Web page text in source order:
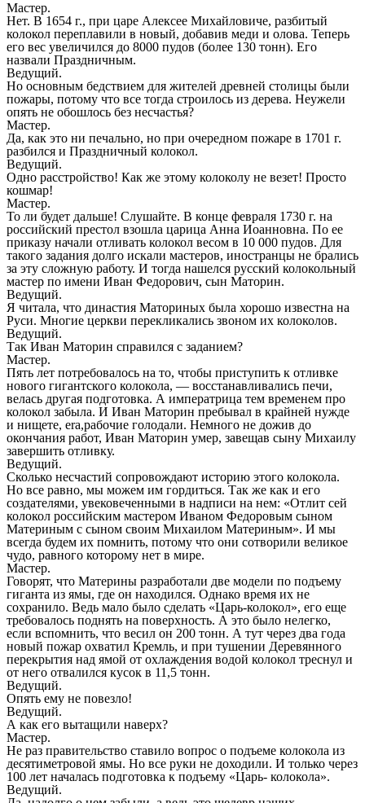
Мастер.
Нет. В 1654 г., при царе Алексее Михайловиче, разбитый
колокол переплавили в новый, добавив меди и олова. Теперь
его вес увеличился до 8000 пудов (более 130 тонн). Его
назвали Праздничным.
Ведущий.
Но основным бедствием для жителей древней столицы были
пожары, потому что все тогда строилось из дерева. Неужели
опять не обошлось без несчастья?
Мастер.
Да, как это ни печально, но при очередном пожаре в 1701 г.
разбился и Праздничный колокол.
Ведущий.
Одно расстройство! Как же этому колоколу не везет! Просто
кошмар!
Мастер.
То ли будет дальше! Слушайте. В конце февраля 1730 г. на
российский престол взошла царица Анна Иоанновна. По ее
приказу начали отливать колокол весом в 10 000 пудов. Для
такого задания долго искали мастеров, иностранцы не брались
за эту сложную работу. И тогда нашелся русский колокольный
мастер по имени Иван Федорович, сын Маторин.
Ведущий.
Я читала, что династия Маториных была хорошо известна на
Руси. Многие церкви перекликались звоном их колоколов.
Ведущий.
Так Иван Маторин справился с заданием?
Мастер.
Пять лет потребовалось на то, чтобы приступить к отливке
нового гигантского колокола, — восстанавливались печи,
велась другая подготовка. А императрица тем временем про
колокол забыла. И Иван Маторин пребывал в крайней нужде
и нищете, era,рабочие голодали. Немного не дожив до
окончания работ, Иван Маторин умер, завещав сыну Михаилу
завершить отливку.
Ведущий.
Сколько несчастий сопровождают историю этого колокола.
Но все равно, мы можем им гордиться. Так же как и его
создателями, увековеченными в надписи на нем: «Отлит сей
колокол российским мастером Иваном Федоровым сыном
Материным с сыном своим Михаилом Материным». И мы
всегда будем их помнить, потому что они сотворили великое
чудо, равного которому нет в мире.
Мастер.
Говорят, что Материны разработали две модели по подъему
гиганта из ямы, где он находился. Однако время их не
сохранило. Ведь мало было сделать «Царь-колокол», его еще
требовалось поднять на поверхность. А это было нелегко,
если вспомнить, что весил он 200 тонн. А тут через два года
новый пожар охватил Кремль, и при тушении Деревянного
перекрытия над ямой от охлаждения водой колокол треснул и
от него отвалился кусок в 11,5 тонн.
Ведущий.
Опять ему не повезло!
Ведущий.
А как его вытащили наверх?
Мастер.
Не раз правительство ставило вопрос о подъеме колокола из
десятиметровой ямы. Но все руки не доходили. И только через
100 лет началась подготовка к подъему «Царь- колокола».
Ведущий.